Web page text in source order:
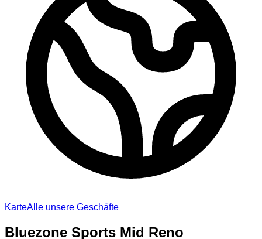
KarteAlle unsere Geschäfte
Bluezone Sports Mid Reno